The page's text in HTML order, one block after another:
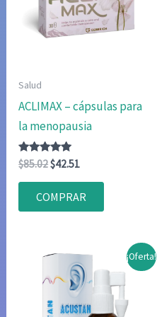
Salud
ACLIMAX – cápsulas para
la menopausia
Valorado
con
4.80
de 5
$85.02El
original
era:
$42.51El
actual
es:
COMPRAR
¡Oferta!